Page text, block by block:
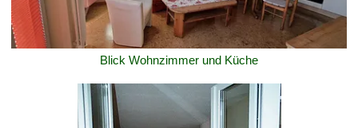
Blick Wohnzimmer und Küche